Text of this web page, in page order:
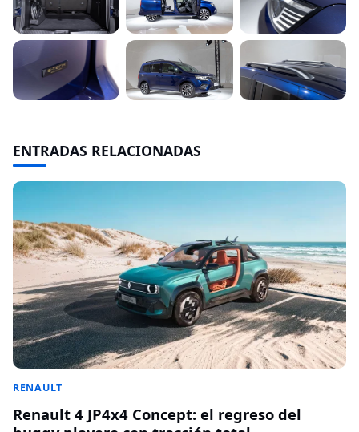
ENTRADAS RELACIONADAS
RENAULT
Renault 4 JP4x4 Concept: el regreso del